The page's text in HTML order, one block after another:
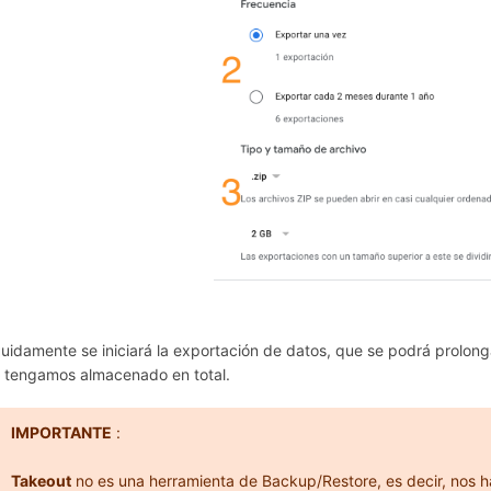
se iniciará la exportación de datos, que se podrá
tengamos almacenado en total.
IMPORTANTE :
Takeout no es una herramienta de Backup/Restore, es decir, nos